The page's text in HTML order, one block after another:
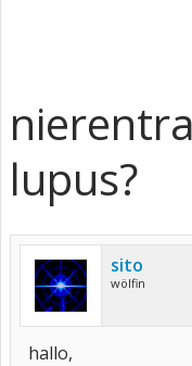
lupus?
sito
wölfin
hallo,